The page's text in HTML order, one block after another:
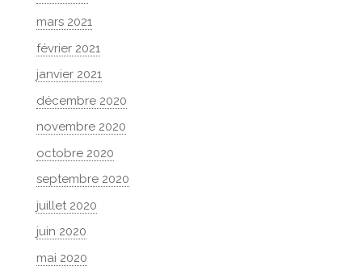
mars 2021
février 2021
janvier 2021
décembre 2020
novembre 2020
octobre 2020
septembre 2020
juillet 2020
juin 2020
mai 2020